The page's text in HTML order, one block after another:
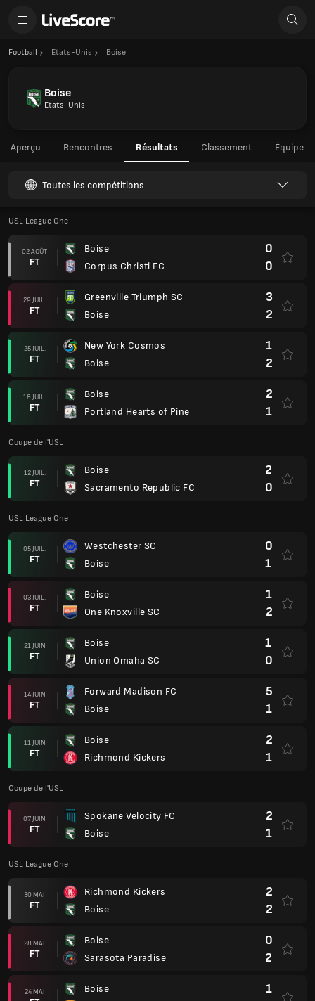
Football Etats-Unis Boise
Boise
Etats-Unis
Aperçu Rencontres Résultats Classement Équipe
Toutes les compétitions
USL League One
02 AOÛT
FT
Boise
Corpus Christi FC
0
0
29 JUIL.
FT
Greenville Triumph SC
Boise
3
2
25 JUIL.
FT
New York Cosmos
Boise
1
2
18 JUIL.
FT
Boise
Portland Hearts of Pine
2
1
Coupe de l'USL
12 JUIL.
FT
Boise
Sacramento Republic FC
2
0
USL League One
05 JUIL.
FT
Westchester SC
Boise
0
1
03 JUIL.
FT
Boise
One Knoxville SC
1
2
21 JUIN
FT
Boise
Union Omaha SC
1
0
14 JUIN
FT
Forward Madison FC
Boise
5
1
11 JUIN
FT
Boise
Richmond Kickers
2
1
Coupe de l'USL
07 JUIN
FT
Spokane Velocity FC
Boise
2
1
USL League One
30 MAI
FT
Richmond Kickers
Boise
2
2
28 MAI
FT
Boise
Sarasota Paradise
0
2
24 MAI
Boise
1